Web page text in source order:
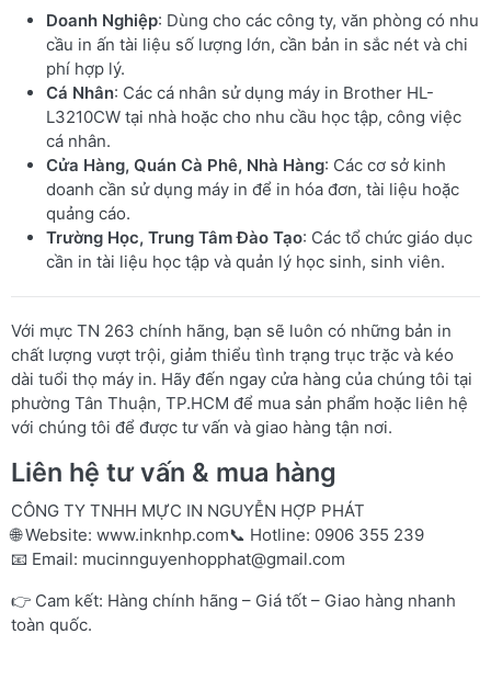
Doanh Nghiệp: Dùng cho các công ty, văn phòng có nhu
cầu in ấn tài liệu số lượng lớn, cần bản in sắc nét và chi
phí hợp lý.
Cá Nhân: Các cá nhân sử dụng máy in Brother HL-
L3210CW tại nhà hoặc cho nhu cầu học tập, công việc
cá nhân.
Cửa Hàng, Quán Cà Phê, Nhà Hàng: Các cơ sở kinh
doanh cần sử dụng máy in để in hóa đơn, tài liệu hoặc
quảng cáo.
Trường Học, Trung Tâm Đào Tạo: Các tổ chức giáo dục
cần in tài liệu học tập và quản lý học sinh, sinh viên.
Với mực TN 263 chính hãng, bạn sẽ luôn có những bản in
chất lượng vượt trội, giảm thiểu tình trạng trục trặc và kéo
dài tuổi thọ máy in. Hãy đến ngay cửa hàng của chúng tôi tại
phường Tân Thuận, TP.HCM để mua sản phẩm hoặc liên hệ
với chúng tôi để được tư vấn và giao hàng tận nơi.
Liên hệ tư vấn & mua hàng
CÔNG TY TNHH MỰC IN NGUYỄN HỢP PHÁT
🌐 Website: www.inknhp.com📞 Hotline: 0906 355 239
📧 Email: mucinnguyenhopphat@gmail.com
👉 Cam kết: Hàng chính hãng – Giá tốt – Giao hàng nhanh
toàn quốc.